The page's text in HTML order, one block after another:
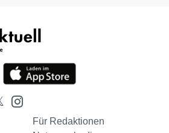
Für Redaktionen